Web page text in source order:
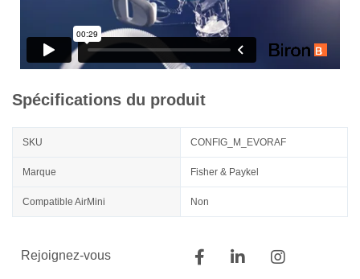
Spécifications du produit
SKU CONFIG_M_EVORAF
Marque Fisher & Paykel
Compatible AirMini Non
Rejoignez-vous